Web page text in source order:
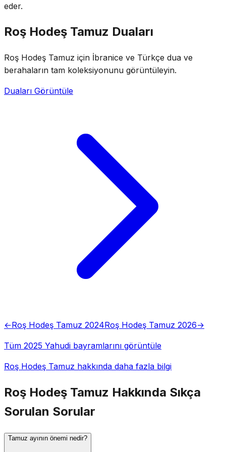
eder.
Roş Hodeş Tamuz Duaları
Roş Hodeş Tamuz için İbranice ve Türkçe dua ve
berahaların tam koleksiyonunu görüntüleyin.
Duaları Görüntüle
←Roş Hodeş Tamuz 2024Roş Hodeş Tamuz 2026→
Tüm 2025 Yahudi bayramlarını görüntüle
Roş Hodeş Tamuz hakkında daha fazla bilgi
Roş Hodeş Tamuz Hakkında Sıkça
Sorulan Sorular
Tamuz ayının önemi nedir?